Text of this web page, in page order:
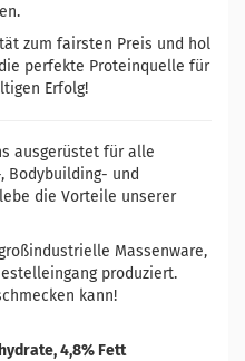
zum fairsten Preis und hol
perfekte Proteinquelle für
Erfolg!
ausgerüstet für alle
Bodybuilding- und
die Vorteile unserer
Massenware,
produziert.
kann!
4,8% Fett